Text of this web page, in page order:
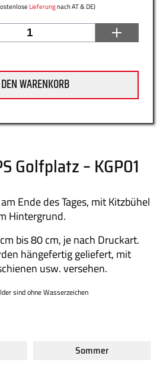
Gütesiegel
Lieferungnach AT & DE)
WARENKORB
Golfplatz – KGP01
Ende des Tages, mit Kitzbühel
Hintergrund.
bis 80 cm, je nach Druckart.
hängefertig geliefert, mit
usw. versehen.
sind ohne Wasserzeichen
Sommer